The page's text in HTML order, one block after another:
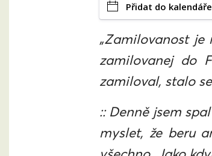
Přidat do kalendáře
„Zamilovanost
zamilovanej do
zamiloval, stalo
:: Denně jsem
myslet, že beru